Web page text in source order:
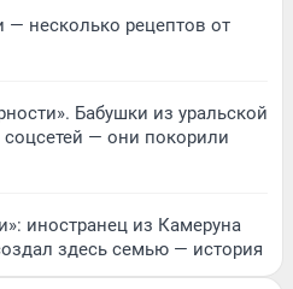
— несколько рецептов от
Бабушки из уральской
соцсетей — они покорили
иностранец из Камеруна
здесь семью — история